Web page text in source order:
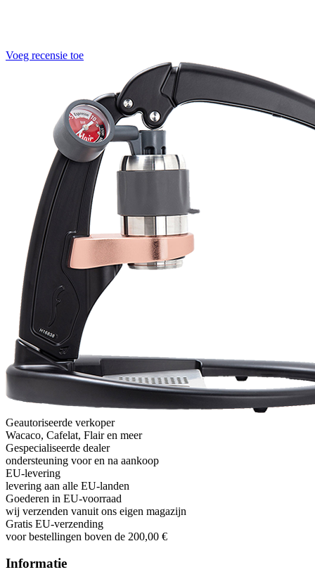
Voeg recensie toe
Geautoriseerde verkoper
Wacaco, Cafelat, Flair en meer
Gespecialiseerde dealer
ondersteuning voor en na aankoop
EU-levering
levering aan alle EU-landen
Goederen in EU-voorraad
wij verzenden vanuit ons eigen magazijn
Gratis EU-verzending
voor bestellingen boven de 200,00 €
Informatie